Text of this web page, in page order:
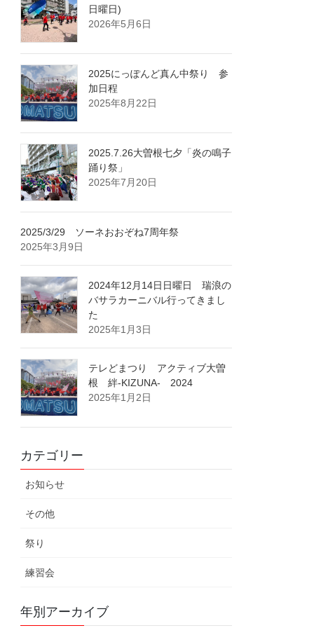
日曜日)
2026年5月6日
2025にっぽんど真ん中祭り 参
加日程
2025年8月22日
2025.7.26大曽根七夕「炎の鳴子
踊り祭」
2025年7月20日
2025/3/29 ソーネおおぞね7周年祭
2025年3月9日
2024年12月14日日曜日 瑞浪の
バサラカーニバル行ってきまし
た
2025年1月3日
テレどまつり アクティブ大曽
根 絆-KIZUNA- 2024
2025年1月2日
カテゴリー
お知らせ
その他
祭り
練習会
年別アーカイブ